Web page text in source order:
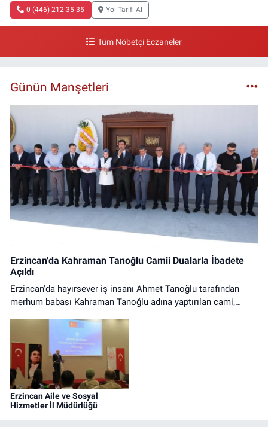
0 (446) 212 35 35 Yol Tarifi Al
Tüm Nöbetçi Eczaneler
Günün Manşetleri
Erzincan'da Kahraman Tanoğlu Camii Dualarla İbadete
Açıldı
Erzincan'da hayırsever iş insanı Ahmet Tanoğlu tarafından
merhum babası Kahraman Tanoğlu adına yaptırılan cami,
Erzincan Aile ve Sosyal
Hizmetler İl Müdürlüğü